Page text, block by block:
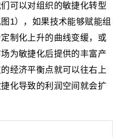
可以对组织的敏捷化转型
1），如果技术能够赋能组
制化上升的曲线变缓，或
为敏捷化后提供的丰富产
经济平衡点就可以往右上
化导致的利润空间就会扩